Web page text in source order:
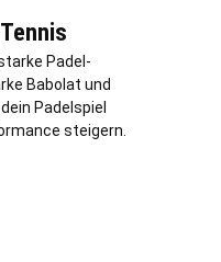
Padel-
Babolat und
Padelspiel
steigern.